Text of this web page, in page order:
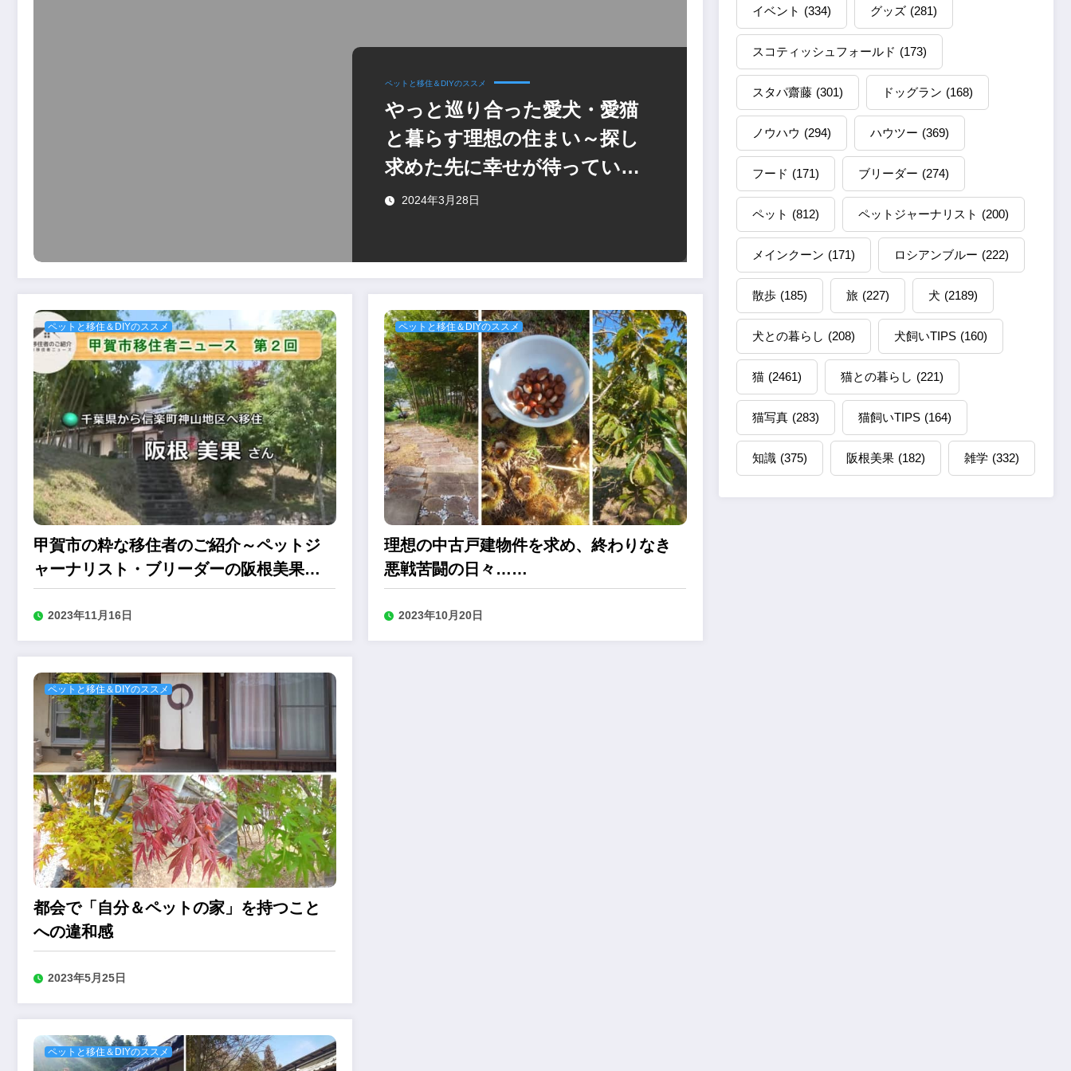
ペットと移住＆DIYのススメ
やっと巡り合った愛犬・愛猫
と暮らす理想の住まい～探し
求めた先に幸せが待ってい
た！
2024年3月28日
ペットと移住＆DIYのススメ
甲賀市の粋な移住者のご紹介～ペットジ
ャーナリスト・ブリーダーの阪根美果さ
ん編
2023年11月16日
ペットと移住＆DIYのススメ
理想の中古戸建物件を求め、終わりなき
悪戦苦闘の日々……
2023年10月20日
ペットと移住＆DIYのススメ
都会で「自分＆ペットの家」を持つこと
への違和感
2023年5月25日
ペットと移住＆DIYのススメ
イベント (334) グッズ (281)
スコティッシュフォールド (173)
スタパ齋藤 (301) ドッグラン (168)
ノウハウ (294) ハウツー (369)
フード (171) ブリーダー (274)
ペット (812) ペットジャーナリスト (200)
メインクーン (171) ロシアンブルー (222)
散歩 (185) 旅 (227) 犬 (2189)
犬との暮らし (208) 犬飼いTIPS (160)
猫 (2461) 猫との暮らし (221)
猫写真 (283) 猫飼いTIPS (164)
知識 (375) 阪根美果 (182) 雑学 (332)